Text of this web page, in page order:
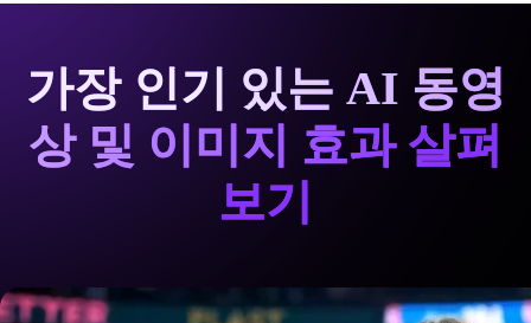
가장 인기 있는 AI 동영
상 및 이미지 효과 살펴
보기